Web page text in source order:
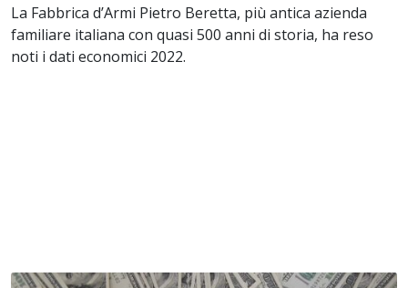
La Fabbrica d’Armi Pietro Beretta, più antica azienda
familiare italiana con quasi 500 anni di storia, ha reso
noti i dati economici 2022.